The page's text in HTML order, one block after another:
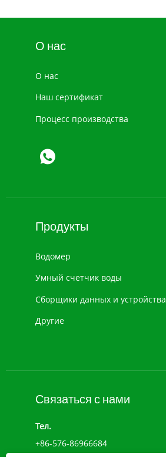
О нас
О нас
Наш сертификат
Процесс производства
Продукты
Водомер
Умный счетчик воды
Сборщики данных и устройства
Другие
Связаться с нами
Тел.
+86-576-86966684